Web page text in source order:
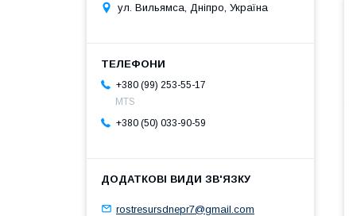
ул. Вильямса, Дніпро, Україна
+380 (99) 253-55-17
MTS
+380 (50) 033-90-59
rostresursdnepr7@gmail.com